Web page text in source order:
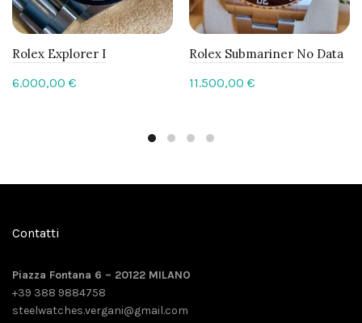
Rolex Explorer I
6.000,00 €
Rolex Submariner No Data
11.500,00 €
Contatti
Piazza Fontana 6 – 20122 MILANO
+39 388 9884758
steelwatches.vergani@gmail.com